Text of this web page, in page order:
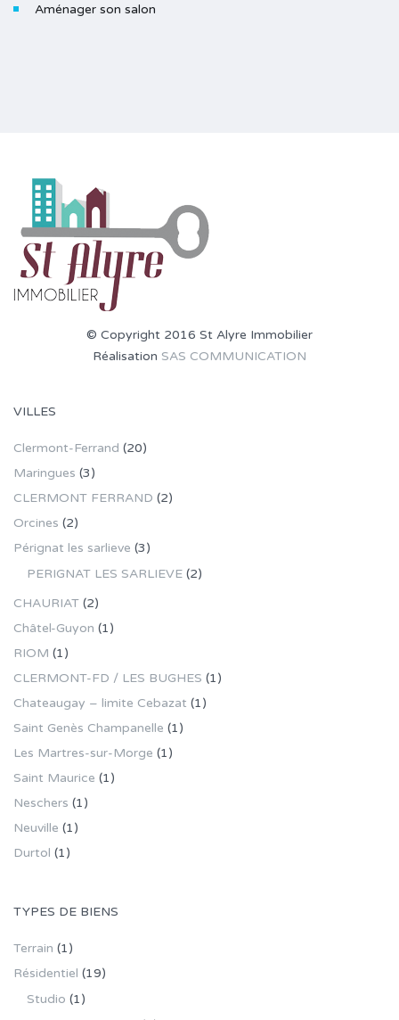
Aménager son salon
© Copyright 2016 St Alyre Immobilier
Réalisation SAS COMMUNICATION
VILLES
Clermont-Ferrand (20)
Maringues (3)
CLERMONT FERRAND (2)
Orcines (2)
Pérignat les sarlieve (3)
PERIGNAT LES SARLIEVE (2)
CHAURIAT (2)
Châtel-Guyon (1)
RIOM (1)
CLERMONT-FD / LES BUGHES (1)
Chateaugay – limite Cebazat (1)
Saint Genès Champanelle (1)
Les Martres-sur-Morge (1)
Saint Maurice (1)
Neschers (1)
Neuville (1)
Durtol (1)
TYPES DE BIENS
Terrain (1)
Résidentiel (19)
Studio (1)